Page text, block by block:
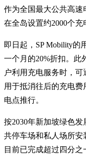
作为全国最大公共高速
在全岛设置约2000个充
即日起，SP Mobility的
一个月的20%折扣。此
户利用充电服务时，
用于抵消往后的充电费
电点推行。
按2030年新加坡绿色
共停车场和私人场所安
目前已完成超过四分之